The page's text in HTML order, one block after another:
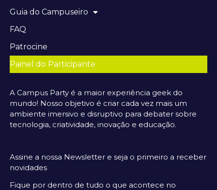
Guia do Campuseiro
FAQ
Patrocine
Painel do Participante
A Campus Party é a maior experiência geek do
mundo! Nosso objetivo é criar cada vez mais um
ambiente imersivo e disruptivo para debater sobre
tecnologia, criatividade, inovação e educação.
Assine a nossa Newsletter e seja o primeiro a receber
novidades
Fique por dentro de tudo o que acontece no